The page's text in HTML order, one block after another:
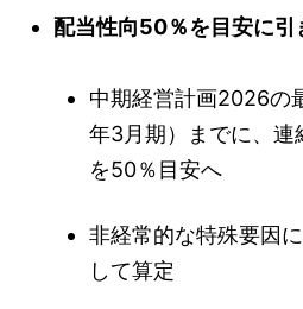
配当性向50％を目安に引
中期経営計画2026の
年3月期）までに、連
を50％目安へ
非経常的な特殊要因
して算定